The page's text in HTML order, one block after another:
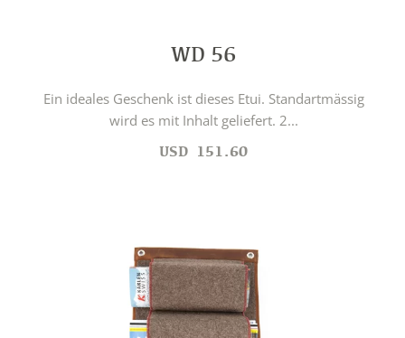
WD 56
Ein ideales Geschenk ist dieses Etui. Standartmässig
wird es mit Inhalt geliefert. 2...
USD 151.60